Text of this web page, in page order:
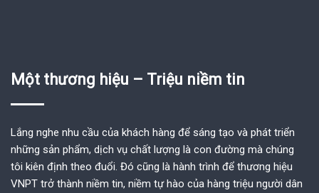
Một thương hiệu – Triệu niềm tin
Lắng nghe nhu cầu của khách hàng để sáng tạo và phát triển
những sản phẩm, dịch vụ chất lượng là con đường mà chúng
tôi kiên định theo đuổi. Đó cũng là hành trình để thương hiệu
VNPT trở thành niềm tin, niềm tự hào của hàng triệu người dân